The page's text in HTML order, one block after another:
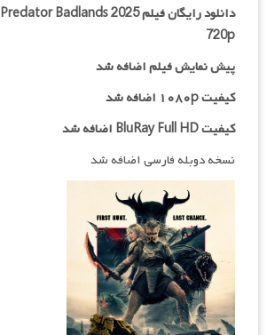
دانلود رایگان فیلمPredator Badlands 2025
720p
پیش نمایش فیلم اضافه شد
کیفیت ۱۰۸۰p اضافه شد
کیفیت BluRay Full HD اضافه شد
نسخه دوبله فارسی اضافه شد